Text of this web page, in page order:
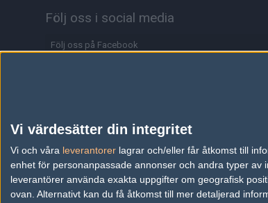
Vi värdesätter din integritet
Vi och våra leverantorer lagrar och/eller får åtkomst till
enhet för personanpassade annonser och andra typer av
leverantörer använda exakta uppgifter om geografisk
ovan. Alternativt kan du få åtkomst till mer detaljerad
Cup
LNZ klar för höstens
Starseries
Biljetterna till Majorn i
Följ oss i social media
Följ oss på Facebook
Information
Annonsering
Copyright och Privacy Policy